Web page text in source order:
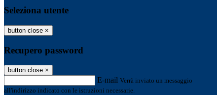
Seleziona utente
button close ×
Recupero password
button close ×
E-mail Verrà inviato un messaggio
all'indirizzo indicato con le istruzioni necessarie.